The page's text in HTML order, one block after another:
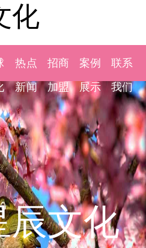
化
热点
新闻
招商
加盟
案例
展示
联系
我们
辰文化